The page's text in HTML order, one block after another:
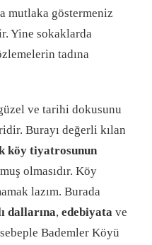
mutlaka göstermeniz
Yine sokaklarda
tadına
ve tarihi dokusunu
Burayı değerli kılan
köy tiyatrosunun
olmasıdır. Köy
lazım. Burada
dallarına, edebiyata ve
Bademler Köyü